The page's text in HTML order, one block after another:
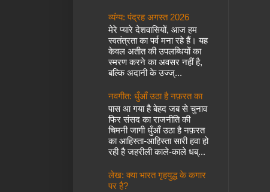
व्यंग्य: पंद्रह अगस्त 2026
मेरे प्यारे देशवासियों, आज हम
स्वतंत्रता का पर्व मना रहे हैं। यह
केवल अतीत की उपलब्धियों का
स्मरण करने का अवसर नहीं है,
बल्कि अदानी के उज्ज्...
नवगीत: धुँआँ उठा है नफ़रत का
पास आ गया है बेहद जब से चुनाव
फिर संसद का राजनीति की
चिमनी जागी धुँआँ उठा है नफ़रत
का आहिस्ता-आहिस्ता सारी हवा हो
रही है जहरीली काले-काले धब्...
लेख: क्या भारत गृहयुद्ध के कगार
पर है?